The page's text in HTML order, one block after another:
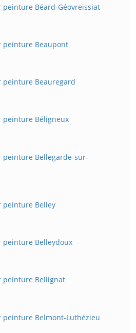
Béard-Géovreissiat
peinture Beaupont
peinture Beauregard
peinture Béligneux
peinture Bellegarde-sur-
peinture Belley
peinture Belleydoux
peinture Bellignat
peinture Belmont-Luthézieu